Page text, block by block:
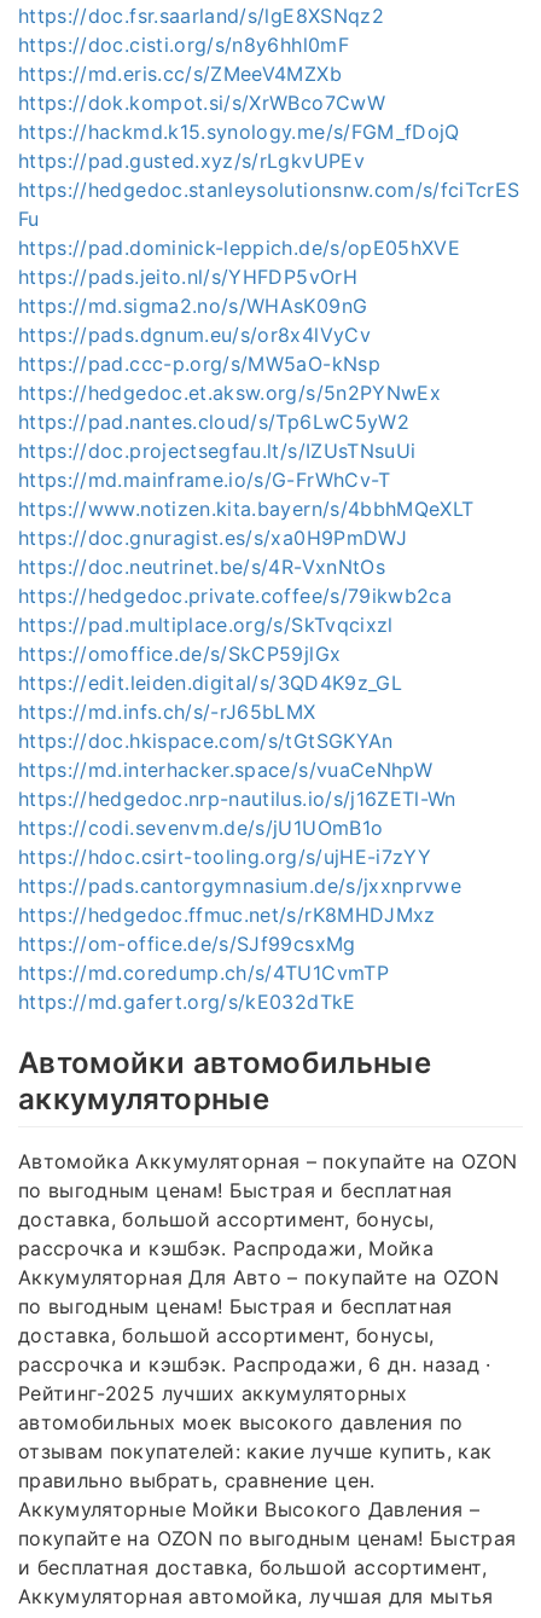
https://doc.fsr.saarland/s/lgE8XSNqz2
https://doc.cisti.org/s/n8y6hhl0mF
https://md.eris.cc/s/ZMeeV4MZXb
https://dok.kompot.si/s/XrWBco7CwW
https://hackmd.k15.synology.me/s/FGM_fDojQ
https://pad.gusted.xyz/s/rLgkvUPEv
https://hedgedoc.stanleysolutionsnw.com/s/fciTcrES
Fu
https://pad.dominick-leppich.de/s/opE05hXVE
https://pads.jeito.nl/s/YHFDP5vOrH
https://md.sigma2.no/s/WHAsK09nG
https://pads.dgnum.eu/s/or8x4lVyCv
https://pad.ccc-p.org/s/MW5aO-kNsp
https://hedgedoc.et.aksw.org/s/5n2PYNwEx
https://pad.nantes.cloud/s/Tp6LwC5yW2
https://doc.projectsegfau.lt/s/IZUsTNsuUi
https://md.mainframe.io/s/G-FrWhCv-T
https://www.notizen.kita.bayern/s/4bbhMQeXLT
https://doc.gnuragist.es/s/xa0H9PmDWJ
https://doc.neutrinet.be/s/4R-VxnNtOs
https://hedgedoc.private.coffee/s/79ikwb2ca
https://pad.multiplace.org/s/SkTvqcixzl
https://omoffice.de/s/SkCP59jlGx
https://edit.leiden.digital/s/3QD4K9z_GL
https://md.infs.ch/s/-rJ65bLMX
https://doc.hkispace.com/s/tGtSGKYAn
https://md.interhacker.space/s/vuaCeNhpW
https://hedgedoc.nrp-nautilus.io/s/j16ZETl-Wn
https://codi.sevenvm.de/s/jU1UOmB1o
https://hdoc.csirt-tooling.org/s/ujHE-i7zYY
https://pads.cantorgymnasium.de/s/jxxnprvwe
https://hedgedoc.ffmuc.net/s/rK8MHDJMxz
https://om-office.de/s/SJf99csxMg
https://md.coredump.ch/s/4TU1CvmTP
https://md.gafert.org/s/kE032dTkE
Автомойки автомобильные
аккумуляторные
Автомойка Аккумуляторная – покупайте на OZON
по выгодным ценам! Быстрая и бесплатная
доставка, большой ассортимент, бонусы,
рассрочка и кэшбэк. Распродажи, Мойка
Аккумуляторная Для Авто – покупайте на OZON
по выгодным ценам! Быстрая и бесплатная
доставка, большой ассортимент, бонусы,
рассрочка и кэшбэк. Распродажи, 6 дн. назад ·
Рейтинг-2025 лучших аккумуляторных
автомобильных моек высокого давления по
отзывам покупателей: какие лучше купить, как
правильно выбрать, сравнение цен.
Аккумуляторные Мойки Высокого Давления –
покупайте на OZON по выгодным ценам! Быстрая
и бесплатная доставка, большой ассортимент,
Аккумуляторная автомойка, лучшая для мытья